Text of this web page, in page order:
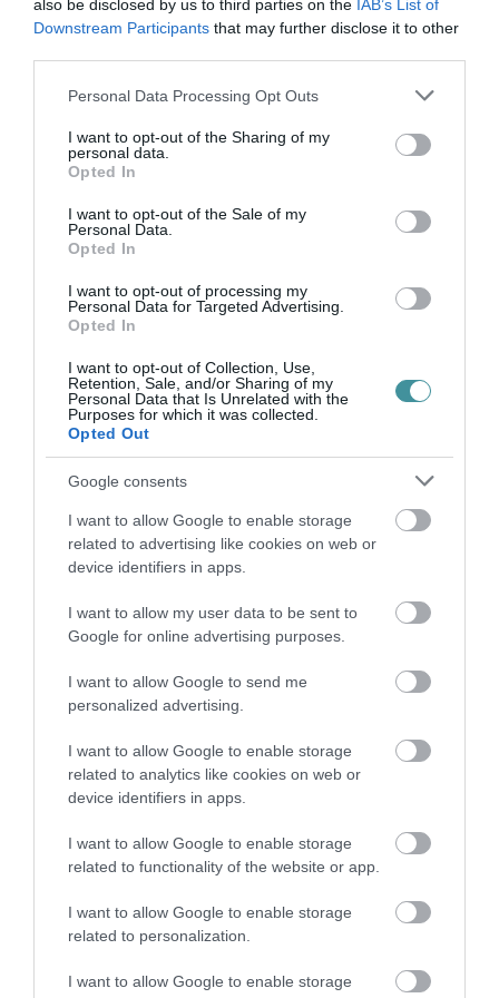
also be disclosed by us to third parties on the IAB’s List of
Downstream Participants that may further disclose it to other
Please note that this website/app uses one or more Google
not limited to your visit or usage behaviour. You may click to
grant or deny consent to Google and its third-party tags to
use your data for below specified purposes in below Google
consent section.
Personal Data Processing Opt Outs
I want to opt-out of the Sharing of my
personal data.
Opted In
I want to opt-out of the Sale of my
Personal Data.
Opted In
I want to opt-out of processing my
Personal Data for Targeted Advertising.
Opted In
I want to opt-out of Collection, Use,
Retention, Sale, and/or Sharing of my
Personal Data that Is Unrelated with the
Purposes for which it was collected.
Opted Out
Google consents
I want to allow Google to enable storage
related to advertising like cookies on web or
device identifiers in apps.
I want to allow my user data to be sent to
Google for online advertising purposes.
I want to allow Google to send me
personalized advertising.
I want to allow Google to enable storage
related to analytics like cookies on web or
device identifiers in apps.
I want to allow Google to enable storage
related to functionality of the website or app.
I want to allow Google to enable storage
related to personalization.
I want to allow Google to enable storage
egerszalóki) is megközelítőleg ugyan azt
veszélyezteti a turizmust és a bort, a szállítás
még rendkívüli testületi ülést is tartottak,
ahol rendeleti szinten tiltották meg
mindenféle hulladék feldolgozását a
településen
Ez után már nehezen lehetett féken tartani az
indulatokat, egymást érték a felszólalók és a
kiabálások, a cég képviselője néha nem is
tudta még csak elkezdeni sem a válaszait,
rögtön kapott újabbat. A résztvevő lakosok
legtöbbje helyi volt, de a környező
településekről is érkeztek sokan. A legnagyobb
félelme a résztvevőknek az volt, hogy a
szennyvíziszap szerintük veszélyes hulladék,
és csak a feltáratlan, off-shore hátterű cég
érdeke a megvalósítás.Többen is
hangsúlyozták, hogy amennyiben az üzem
mégis kap engedélyt mindent megtesznek a
működés ellehetetlenítéséért.
A közmeghallgatás a végére kezdett
kontrollálhatatlanná válni, így kb. két óra
kérdés-özön után lezárta a Kormányhivatal
a meghallgatást, azonban így pár fontos
kérdésre nem jutott válasz.
Az egyik, hogy
amennyiben a jogszabályoknak megfelel a cég